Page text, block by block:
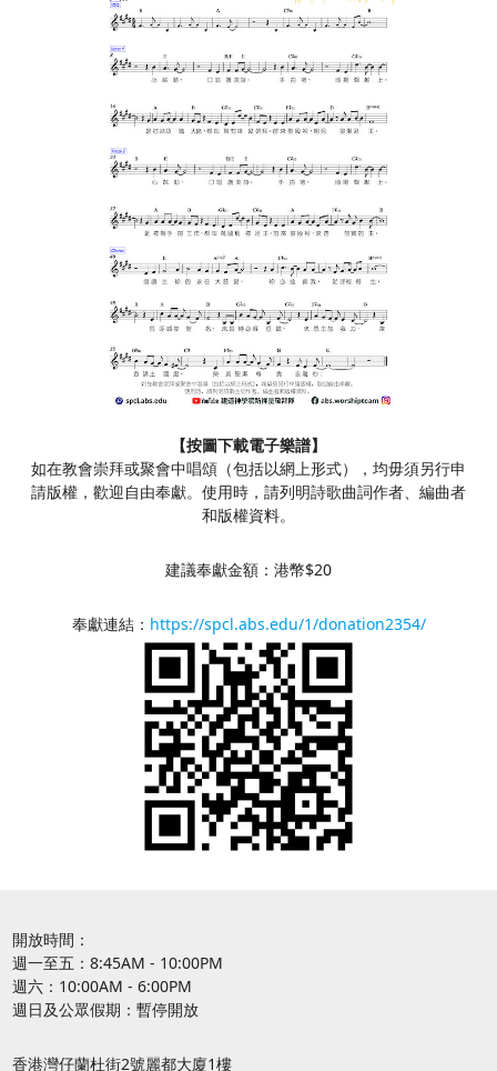
【按圖下載電子樂譜】
如在教會崇拜或聚會中唱頌（包括以網上形式），均毋須另行申
請版權，歡迎自由奉獻。使用時，請列明詩歌曲詞作者、編曲者
和版權資料。
建議奉獻金額：港幣$20
奉獻連結： https://spcl.abs.edu/1/donation2354/
開放時間：
週一至五：8:45AM - 10:00PM
週六：10:00AM - 6:00PM
週日及公眾假期：暫停開放
香港灣仔蘭杜街2號麗都大廈1樓